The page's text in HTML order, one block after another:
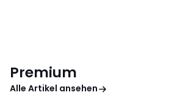
Premium
Alle Artikel ansehen